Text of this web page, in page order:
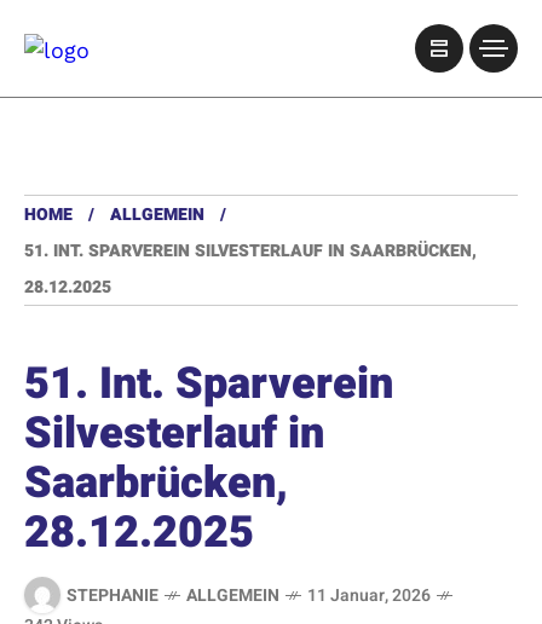
HOME
ALLGEMEIN
51. INT. SPARVEREIN SILVESTERLAUF IN SAARBRÜCKEN,
28.12.2025
51. Int. Sparverein
Silvesterlauf in
Saarbrücken,
28.12.2025
STEPHANIE ALLGEMEIN
11 Januar, 2026